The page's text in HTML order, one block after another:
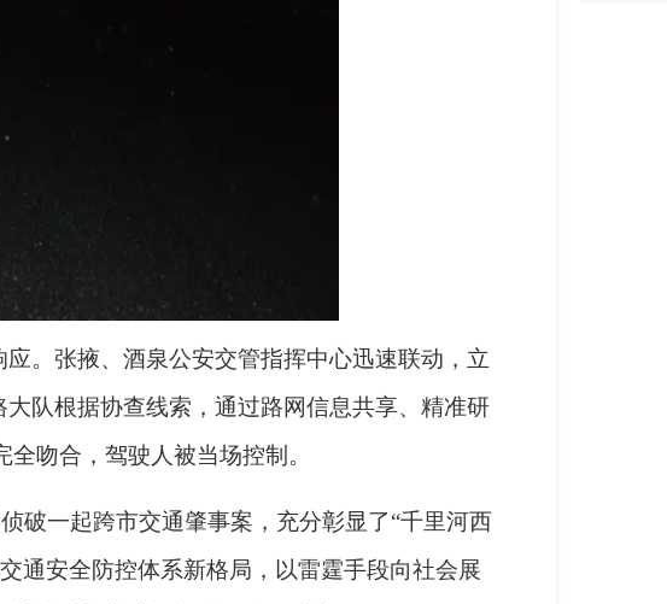
。张掖、酒泉公安交管指挥中心迅速联动，立
队根据协查线索，通过路网信息共享、精准研
全吻合，驾驶人被当场控制。
破一起跨市交通肇事案，充分彰显了“千里河西
通安全防控体系新格局，以雷霆手段向社会展